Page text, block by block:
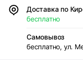
Доставка по
бесплатно
Самовывоз
бесплатно, ул.